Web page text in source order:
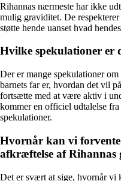
Rihannas nærmeste har ikke
mulig graviditet. De
støtte hende uanset hvad
Hvilke spekulationer er
Der er mange spekulationer
barnets far er, hvordan det vil
fortsætte med at være aktiv i
kommer en officiel udtalelse
spekulationer.
Hvornår kan vi
afkræftelse af Rihannas
Det er svært at sige, hvornår vi